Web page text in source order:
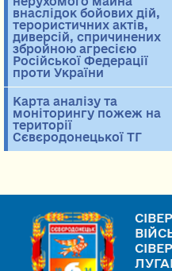
внаслідок бойових дій,
терористичних актів,
диверсій, спричинених
збройною агресією
Російської Федерації
проти України
Карта аналізу та
моніторингу пожеж на
території
Сєвєродонецької ТГ